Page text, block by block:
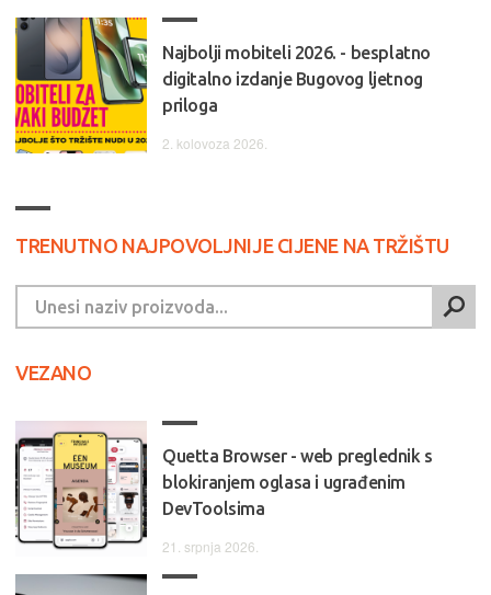
Najbolji mobiteli 2026. - besplatno
digitalno izdanje Bugovog ljetnog
priloga
2. kolovoza 2026.
TRENUTNO NAJPOVOLJNIJE CIJENE NA TRŽIŠTU
VEZANO
Quetta Browser - web preglednik s
blokiranjem oglasa i ugrađenim
DevToolsima
21. srpnja 2026.